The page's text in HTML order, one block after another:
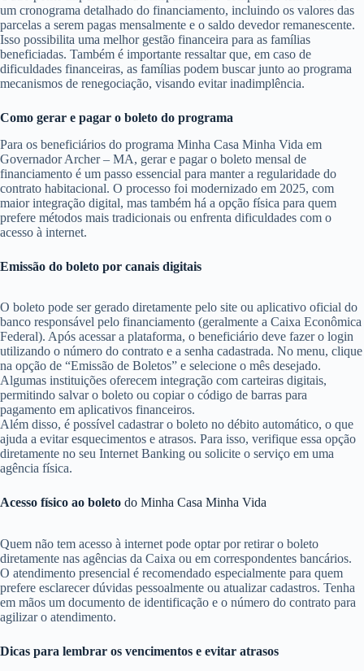
um cronograma detalhado do financiamento, incluindo os valores das
parcelas a serem pagas mensalmente e o saldo devedor remanescente.
Isso possibilita uma melhor gestão financeira para as famílias
beneficiadas. Também é importante ressaltar que, em caso de
dificuldades financeiras, as famílias podem buscar junto ao programa
mecanismos de renegociação, visando evitar inadimplência.
Como gerar e pagar o boleto do programa
Para os beneficiários do programa Minha Casa Minha Vida em
Governador Archer – MA, gerar e pagar o boleto mensal de
financiamento é um passo essencial para manter a regularidade do
contrato habitacional. O processo foi modernizado em 2025, com
maior integração digital, mas também há a opção física para quem
prefere métodos mais tradicionais ou enfrenta dificuldades com o
acesso à internet.
Emissão do boleto por canais digitais
O boleto pode ser gerado diretamente pelo site ou aplicativo oficial do
banco responsável pelo financiamento (geralmente a Caixa Econômica
Federal). Após acessar a plataforma, o beneficiário deve fazer o login
utilizando o número do contrato e a senha cadastrada. No menu, clique
na opção de “Emissão de Boletos” e selecione o mês desejado.
Algumas instituições oferecem integração com carteiras digitais,
permitindo salvar o boleto ou copiar o código de barras para
pagamento em aplicativos financeiros.
Além disso, é possível cadastrar o boleto no débito automático, o que
ajuda a evitar esquecimentos e atrasos. Para isso, verifique essa opção
diretamente no seu Internet Banking ou solicite o serviço em uma
agência física.
Acesso físico ao boleto do Minha Casa Minha Vida
Quem não tem acesso à internet pode optar por retirar o boleto
diretamente nas agências da Caixa ou em correspondentes bancários.
O atendimento presencial é recomendado especialmente para quem
prefere esclarecer dúvidas pessoalmente ou atualizar cadastros. Tenha
em mãos um documento de identificação e o número do contrato para
agilizar o atendimento.
Dicas para lembrar os vencimentos e evitar atrasos